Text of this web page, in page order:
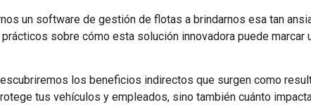
un software de gestión de flotas a brindarnos esa tan
sobre cómo esta solución innovadora puede marcar
los beneficios indirectos que surgen como
tus vehículos y empleados, sino también cuánto